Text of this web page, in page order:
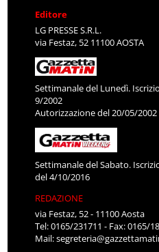
Editore
LG PRESSE S.R.L.
via Festaz, 52 11100 AOSTA
Settimanale del Lunedì.
9/2002
Autorizzazione del 20/05/2002
Settimanale del Sabato.
del 4/10/2016
REDAZIONE
via Festaz, 52 - 11100 Aosta
Tel: 0165/231711 - Fax: 0165/
Mail: